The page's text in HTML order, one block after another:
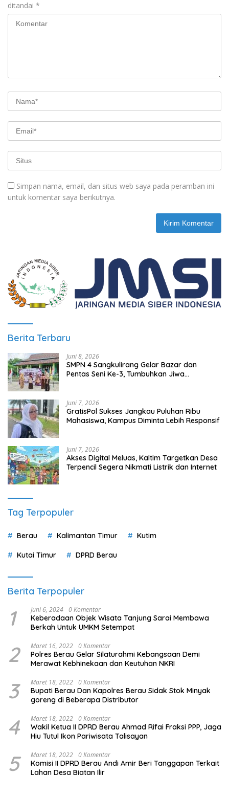
ditandai *
Simpan nama, email, dan situs web saya pada peramban ini
untuk komentar saya berikutnya.
Berita Terbaru
Juni 8, 2026
SMPN 4 Sangkulirang Gelar Bazar dan
Pentas Seni Ke-3, Tumbuhkan Jiwa
Juni 7, 2026
GratisPol Sukses Jangkau Puluhan Ribu
Mahasiswa, Kampus Diminta Lebih Responsif
Juni 7, 2026
Akses Digital Meluas, Kaltim Targetkan Desa
Terpencil Segera Nikmati Listrik dan Internet
Tag Terpopuler
Berau Kalimantan Timur Kutim
Kutai Timur DPRD Berau
Berita Terpopuler
1 Juni 6, 2024 0 Komentar
Keberadaan Objek Wisata Tanjung Sarai Membawa
Berkah Untuk UMKM Setempat
2 Maret 16, 2022 0 Komentar
Polres Berau Gelar Silaturahmi Kebangsaan Demi
Merawat Kebhinekaan dan Keutuhan NKRI
3 Maret 18, 2022 0 Komentar
Bupati Berau Dan Kapolres Berau Sidak Stok Minyak
goreng di Beberapa Distributor
4 Maret 18, 2022 0 Komentar
Wakil Ketua II DPRD Berau Ahmad Rifai Fraksi PPP, Jaga
Hiu Tutul Ikon Pariwisata Talisayan
5 Maret 18, 2022 0 Komentar
Komisi II DPRD Berau Andi Amir Beri Tanggapan Terkait
Lahan Desa Biatan Ilir